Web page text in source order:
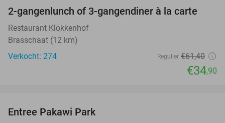
43%
2-gangenlunch of 3-gangendiner à la carte
Restaurant Klokkenhof
Brasschaat (12 km)
Verkocht: 274
Regulier €61,40
€34,90
Entree Pakawi Park